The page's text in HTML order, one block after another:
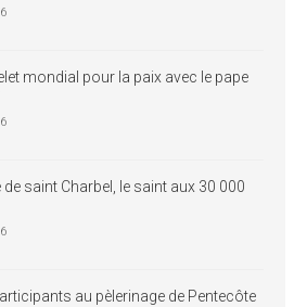
mondial pour la paix avec le pape
saint Charbel, le saint aux 30 000
au pèlerinage de Pentecôte